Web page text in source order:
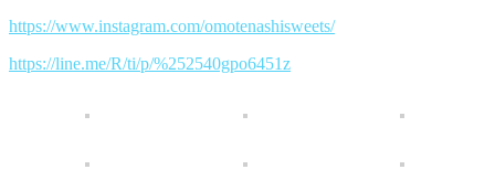
https://www.instagram.com/omotenashisweets/
https://line.me/R/ti/p/%252540gpo6451z